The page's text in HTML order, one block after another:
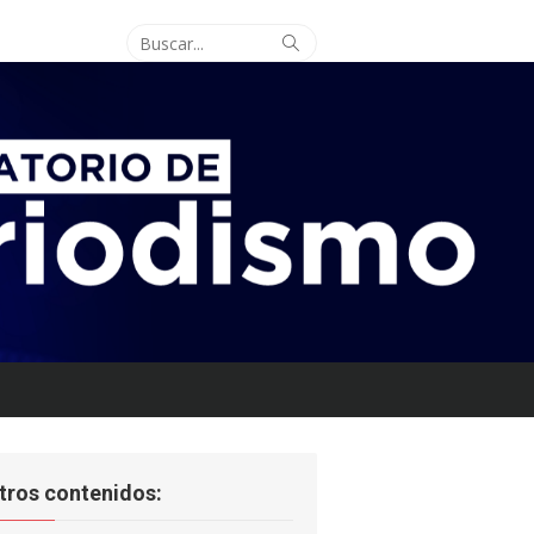
Buscar: Buscar
contenidos: